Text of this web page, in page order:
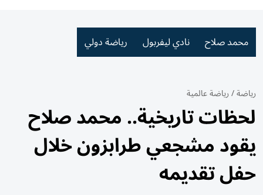
محمد صلاح نادي ليفربول رياضة دولي
رياضة/رياضة عالمية
لحظات تاريخية.. محمد صلاح
يقود مشجعي طرابزون خلال
حفل تقديمه